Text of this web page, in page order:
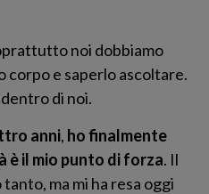
noi dobbiamo
corpo e saperlo ascoltare.
dentro di noi.
anni, ho finalmente
è il mio punto di forza. Il
ma mi ha resa oggi